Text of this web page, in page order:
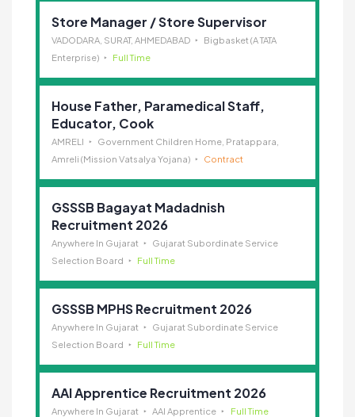
Store Manager / Store Supervisor
VADODARA, SURAT, AHMEDABAD
Bigbasket (A TATA
Enterprise)
Full Time
House Father, Paramedical Staff,
Educator, Cook
AMRELI
Government Children Home, Pratappara,
Amreli (Mission Vatsalya Yojana)
Contract
GSSSB Bagayat Madadnish
Recruitment 2026
Anywhere In Gujarat
Gujarat Subordinate Service
Selection Board
Full Time
GSSSB MPHS Recruitment 2026
Anywhere In Gujarat
Gujarat Subordinate Service
Selection Board
Full Time
AAI Apprentice Recruitment 2026
Anywhere In Gujarat AAI Apprentice Full Time